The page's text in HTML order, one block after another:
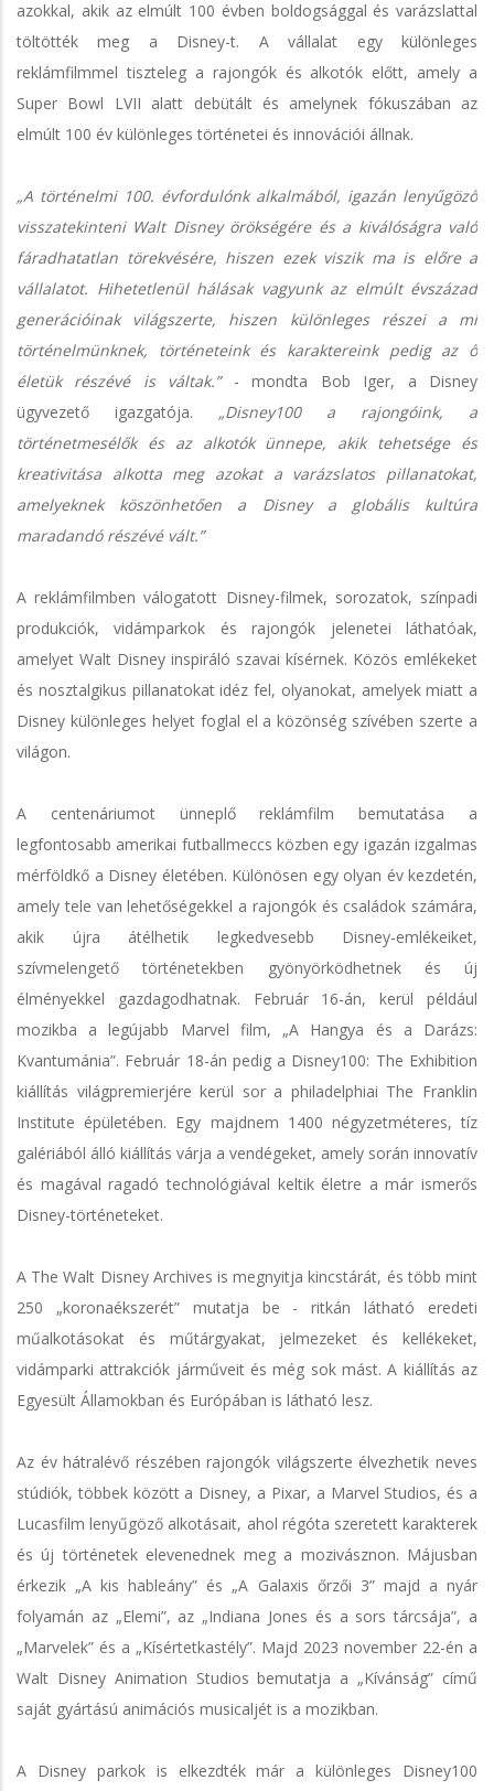
azokkal, akik az elmúlt 100 évben boldogsággal és varázslattal
töltötték meg a Disney-t. A vállalat egy különleges
reklámfilmmel tiszteleg a rajongók és alkotók előtt, amely a
Super Bowl LVII alatt debütált és amelynek fókuszában az
elmúlt 100 év különleges történetei és innovációi állnak.
„A történelmi 100. évfordulónk alkalmából, igazán lenyűgöző
visszatekinteni Walt Disney örökségére és a kiválóságra való
fáradhatatlan törekvésére, hiszen ezek viszik ma is előre a
vállalatot. Hihetetlenül hálásak vagyunk az elmúlt évszázad
generációinak világszerte, hiszen különleges részei a mi
történelmünknek, történeteink és karaktereink pedig az ő
életük részévé is váltak.”- mondta Bob Iger, a Disney
ügyvezető igazgatója. „Disney100 a rajongóink, a
történetmesélők és az alkotók ünnepe, akik tehetsége és
kreativitása alkotta meg azokat a varázslatos pillanatokat,
amelyeknek köszönhetően a Disney a globális kultúra
maradandó részévé vált.”
A reklámfilmben válogatott Disney-filmek, sorozatok, színpadi
produkciók, vidámparkok és rajongók jelenetei láthatóak,
amelyet Walt Disney inspiráló szavai kísérnek. Közös emlékeket
és nosztalgikus pillanatokat idéz fel, olyanokat, amelyek miatt a
Disney különleges helyet foglal el a közönség szívében szerte a
világon.
A centenáriumot ünneplő reklámfilm bemutatása a
legfontosabb amerikai futballmeccs közben egy igazán izgalmas
mérföldkő a Disney életében. Különösen egy olyan év kezdetén,
amely tele van lehetőségekkel a rajongók és családok számára,
akik újra átélhetik legkedvesebb Disney-emlékeiket,
szívmelengető történetekben gyönyörködhetnek és új
élményekkel gazdagodhatnak. Február 16-án, kerül például
mozikba a legújabb Marvel film, „A Hangya és a Darázs:
Kvantumánia”. Február 18-án pedig a Disney100: The Exhibition
kiállítás világpremierjére kerül sor a philadelphiai The Franklin
Institute épületében. Egy majdnem 1400 négyzetméteres, tíz
galériából álló kiállítás várja a vendégeket, amely során innovatív
és magával ragadó technológiával keltik életre a már ismerős
Disney-történeteket.
A The Walt Disney Archives is megnyitja kincstárát, és több mint
250 „koronaékszerét” mutatja be - ritkán látható eredeti
műalkotásokat és műtárgyakat, jelmezeket és kellékeket,
vidámparki attrakciók járműveit és még sok mást. A kiállítás az
Egyesült Államokban és Európában is látható lesz.
Az év hátralévő részében rajongók világszerte élvezhetik neves
stúdiók, többek között a Disney, a Pixar, a Marvel Studios, és a
Lucasfilm lenyűgöző alkotásait, ahol régóta szeretett karakterek
és új történetek elevenednek meg a mozivásznon. Májusban
érkezik „A kis hableány” és „A Galaxis őrzői 3” majd a nyár
folyamán az „Elemi”, az „Indiana Jones és a sors tárcsája”, a
„Marvelek” és a „Kísértetkastély”. Majd 2023 november 22-én a
Walt Disney Animation Studios bemutatja a „Kívánság” című
saját gyártású animációs musicaljét is a mozikban.
A Disney parkok is elkezdték már a különleges Disney100